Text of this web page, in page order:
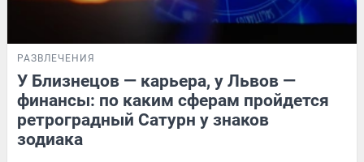
РАЗВЛЕЧЕНИЯ
У Близнецов — карьера, у Львов —
финансы: по каким сферам пройдется
ретроградный Сатурн у знаков
зодиака